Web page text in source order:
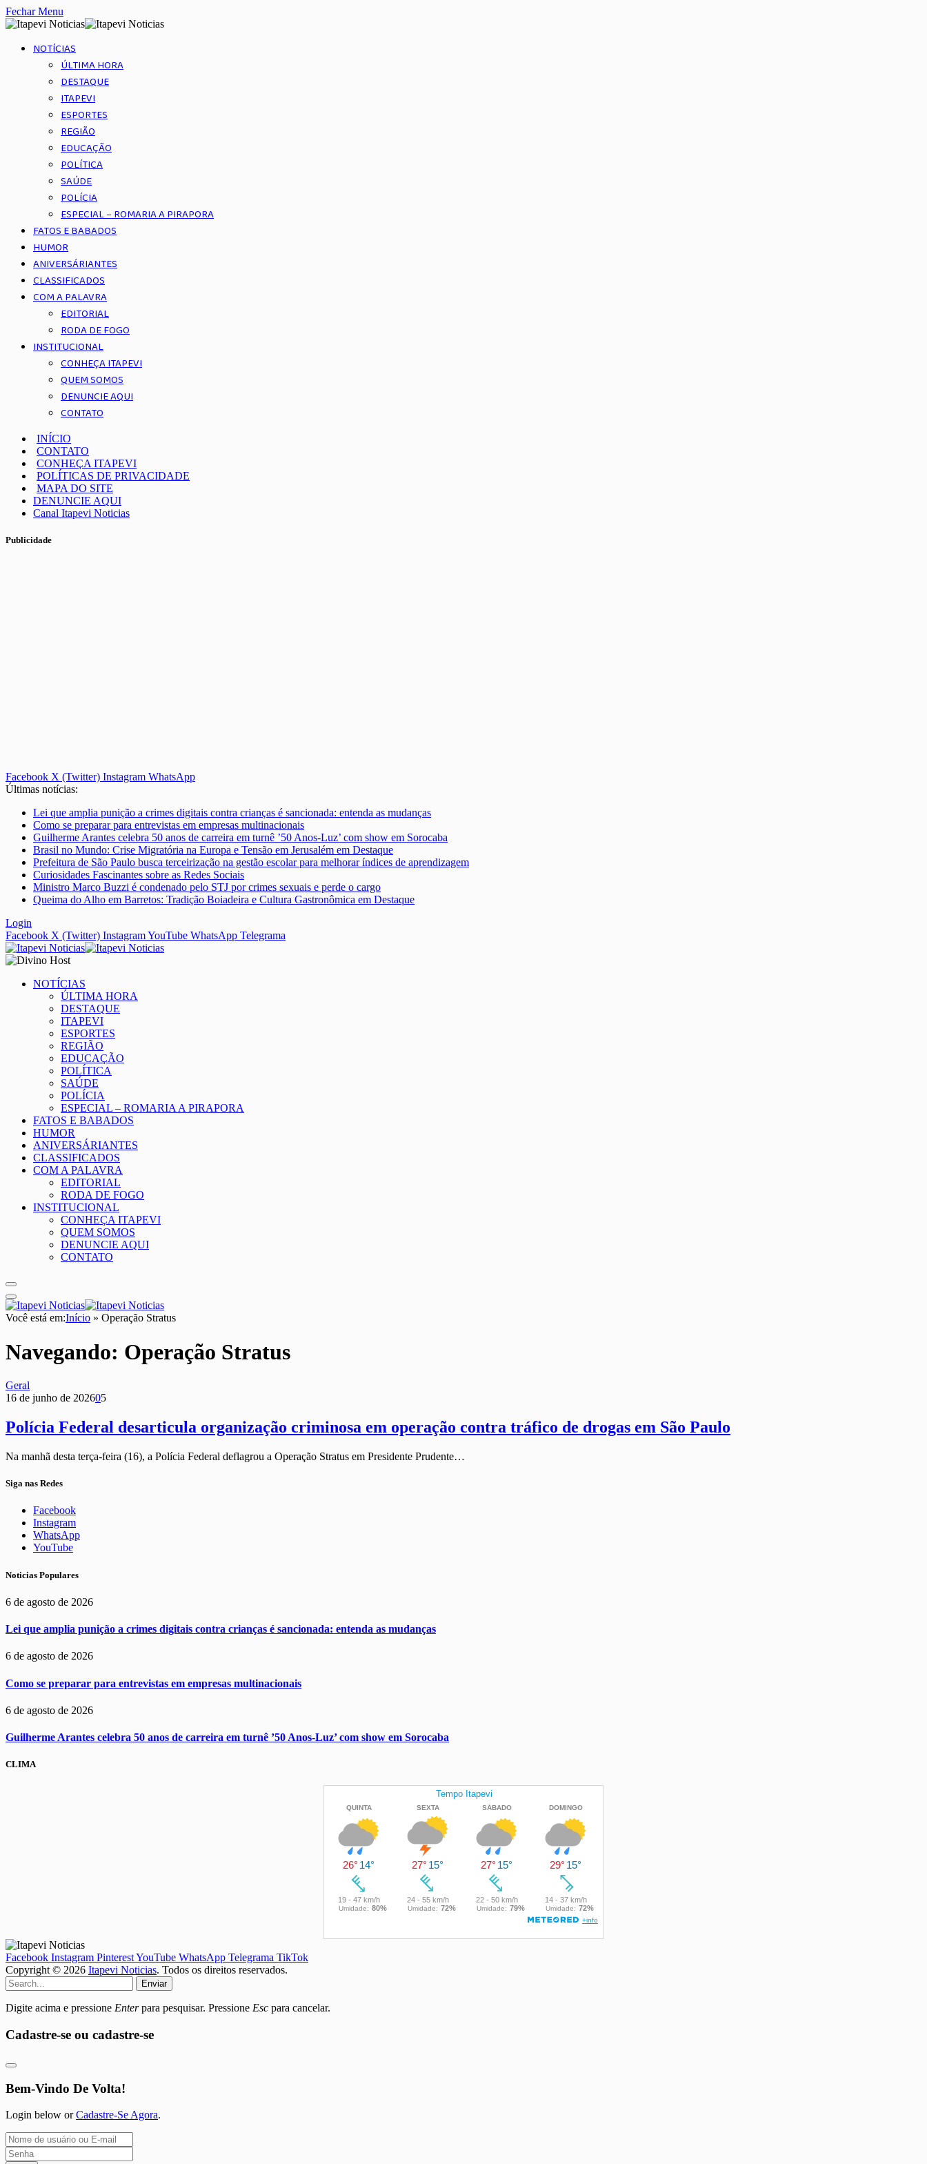
Fechar Menu
NOTÍCIAS
ÚLTIMA HORA
DESTAQUE
ITAPEVI
ESPORTES
REGIÃO
EDUCAÇÃO
POLÍTICA
SAÚDE
POLÍCIA
ESPECIAL – ROMARIA A PIRAPORA
FATOS E BABADOS
HUMOR
ANIVERSÁRIANTES
CLASSIFICADOS
COM A PALAVRA
EDITORIAL
RODA DE FOGO
INSTITUCIONAL
CONHEÇA ITAPEVI
QUEM SOMOS
DENUNCIE AQUI
CONTATO
INÍCIO
CONTATO
CONHEÇA ITAPEVI
POLÍTICAS DE PRIVACIDADE
MAPA DO SITE
DENUNCIE AQUI
Canal Itapevi Noticias
Publicidade
Facebook X (Twitter) Instagram WhatsApp
Últimas notícias:
Lei que amplia punição a crimes digitais contra crianças é sancionada: entenda as mudanças
Como se preparar para entrevistas em empresas multinacionais
Guilherme Arantes celebra 50 anos de carreira em turnê ’50 Anos-Luz’ com show em Sorocaba
Brasil no Mundo: Crise Migratória na Europa e Tensão em Jerusalém em Destaque
Prefeitura de São Paulo busca terceirização na gestão escolar para melhorar índices de aprendizagem
Curiosidades Fascinantes sobre as Redes Sociais
Ministro Marco Buzzi é condenado pelo STJ por crimes sexuais e perde o cargo
Queima do Alho em Barretos: Tradição Boiadeira e Cultura Gastronômica em Destaque
Login
Facebook X (Twitter) InstagramYouTube WhatsApp Telegrama
NOTÍCIAS
ÚLTIMA HORA
DESTAQUE
ITAPEVI
ESPORTES
REGIÃO
EDUCAÇÃO
POLÍTICA
SAÚDE
POLÍCIA
ESPECIAL – ROMARIA A PIRAPORA
FATOS E BABADOS
HUMOR
ANIVERSÁRIANTES
CLASSIFICADOS
COM A PALAVRA
EDITORIAL
RODA DE FOGO
INSTITUCIONAL
CONHEÇA ITAPEVI
QUEM SOMOS
DENUNCIE AQUI
CONTATO
Você está em:Início » Operação Stratus
Navegando: Operação Stratus
Geral
16 de junho de 202605
Polícia Federal desarticula organização criminosa em operação contra tráfico de drogas em São Paulo
Na manhã desta terça-feira (16), a Polícia Federal deflagrou a Operação Stratus em Presidente Prudente…
Siga nas Redes
Facebook
Instagram
WhatsApp
YouTube
Noticias Populares
6 de agosto de 2026
Lei que amplia punição a crimes digitais contra crianças é sancionada: entenda as mudanças
6 de agosto de 2026
Como se preparar para entrevistas em empresas multinacionais
6 de agosto de 2026
Guilherme Arantes celebra 50 anos de carreira em turnê ’50 Anos-Luz’ com show em Sorocaba
CLIMA
Facebook Instagram PinterestYouTube WhatsApp Telegrama TikTok
Copyright © 2026 Itapevi Noticias. Todos os direitos reservados.
Enviar
Digite acima e pressione Enterpara pesquisar. Pressione Esc para cancelar.
Cadastre-se ou cadastre-se
Bem-Vindo De Volta!
Login below orCadastre-Se Agora.